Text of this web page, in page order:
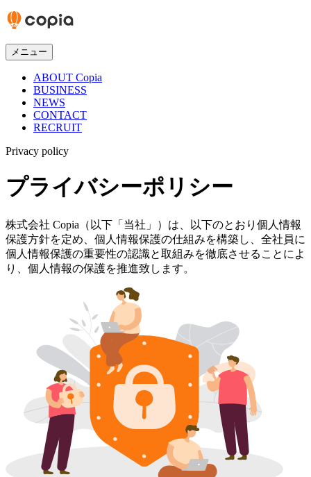
メニュー
ABOUT Copia
BUSINESS
NEWS
CONTACT
RECRUIT
Privacy policy
プライバシーポリシー
株式会社 Copia（以下「当社」）は、以下のとおり個人情報
保護方針を定め、個人情報保護の仕組みを構築し、全社員に
個人情報保護の重要性の認識と取組みを徹底させることによ
り、個人情報の保護を推進致します。